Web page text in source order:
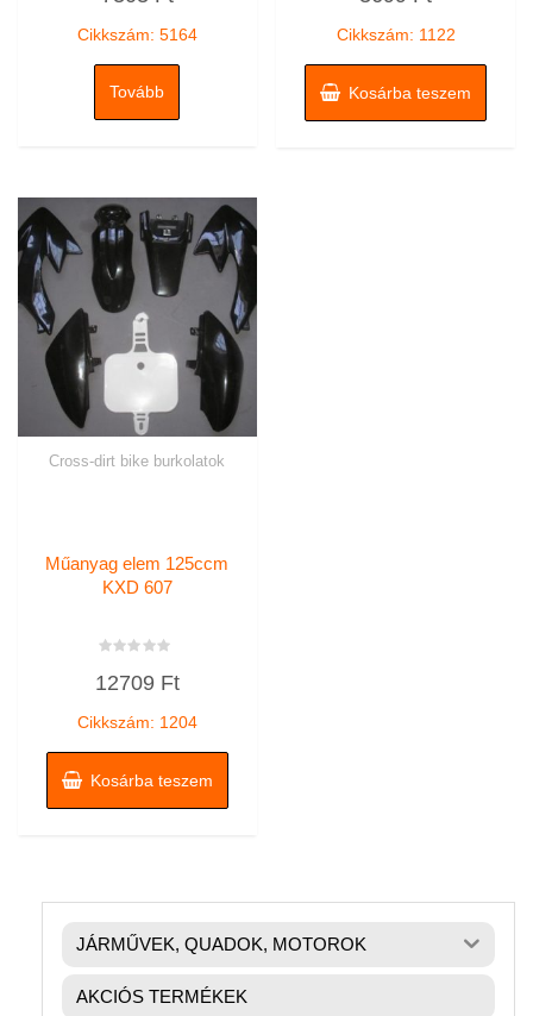
Cikkszám: 5164
Tovább
Cikkszám: 1122
Kosárba teszem
Cross-dirt bike burkolatok
Műanyag elem 125ccm
KXD 607
0
12709 Ft
Cikkszám: 1204
Kosárba teszem
JÁRMŰVEK, QUADOK, MOTOROK
AKCIÓS TERMÉKEK